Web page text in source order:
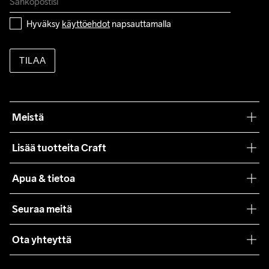
Hyväksy käyttöehdot napsauttamalla
TILAA
Meistä
Lisää tuotteita Craft
Yhteistyöt
Lehdistö
Apua & tietoa
Käyttöehdot
Asiakaspalvelu
Seuraa meitä
Ota yhteyttä